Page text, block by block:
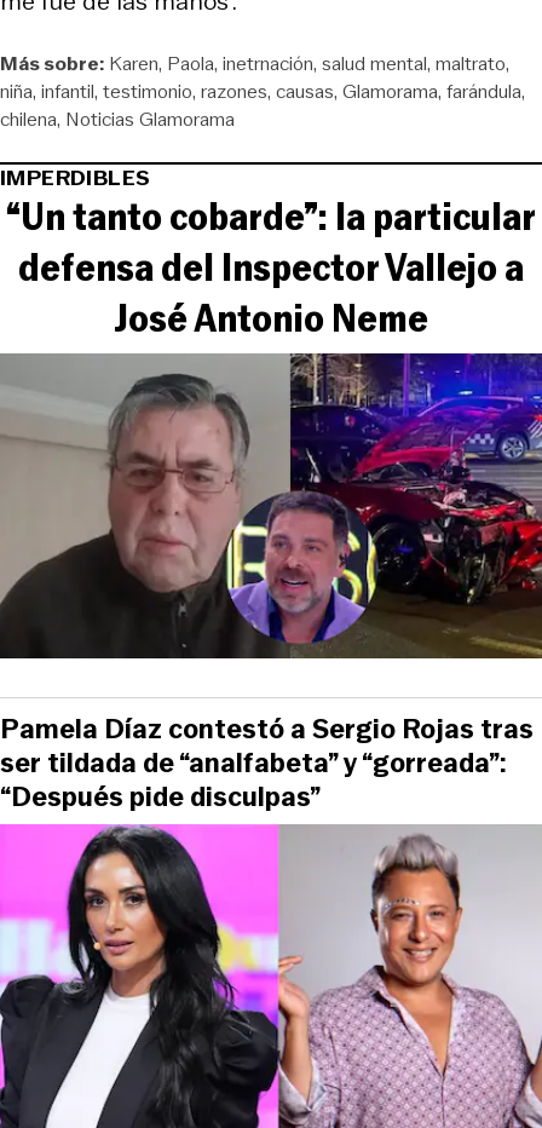
Más sobre: Karen Paola inetrnación salud mental maltrato
niña infantil testimonio razones causas Glamorama farándula
chilena Noticias Glamorama
IMPERDIBLES
“Un tanto cobarde”: la particular
defensa del Inspector Vallejo a
José Antonio Neme
Pamela Díaz contestó a Sergio Rojas tras
ser tildada de “analfabeta” y “gorreada”:
“Después pide disculpas”